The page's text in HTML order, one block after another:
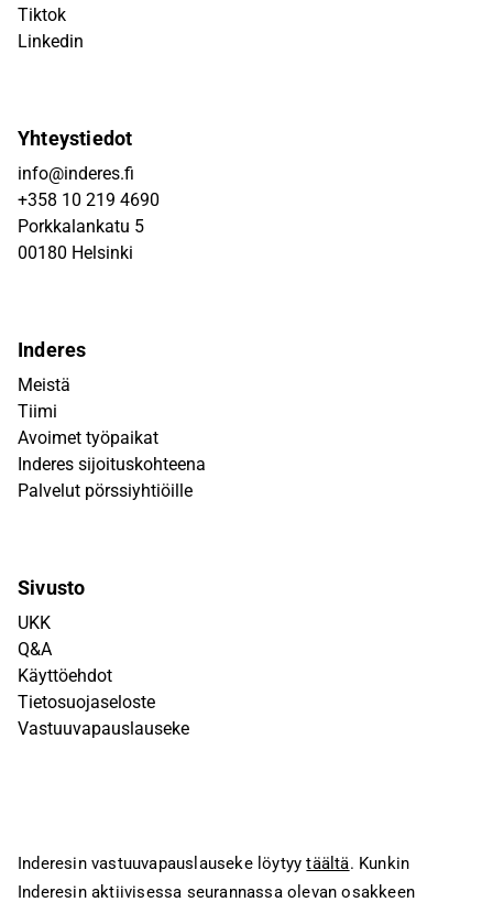
Tiktok
Linkedin
Yhteystiedot
info@inderes.fi
+358 10 219 4690
Porkkalankatu 5
00180 Helsinki
Inderes
Meistä
Tiimi
Avoimet työpaikat
Inderes sijoituskohteena
Palvelut pörssiyhtiöille
Sivusto
UKK
Q&A
Käyttöehdot
Tietosuojaseloste
Vastuuvapauslauseke
Inderesin vastuuvapauslauseke löytyytäältä. Kunkin
Inderesin aktiivisessa seurannassa olevan osakkeen